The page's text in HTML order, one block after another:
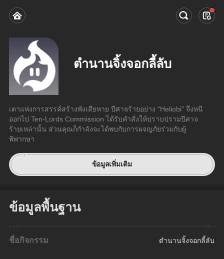
ตํานานจิ้งจอกลี้ลับ
เตาแห่งการสรรค์สร้างพังเสียหาย ปีศาจร้ายอย่าง "Heliobi" จึงหนี
ออกไป Ten-Lords Commission ได้รับคำสั่งให้ปราบปรามปีศาจ
ร้ายเหล่านั้น ส่วนคุณก็กำลังจะได้พบกับการผจญภัยร่วมกับผู้
พิพากษา
ข้อมูลเพิ่มเติม
ข้อมูลพื้นฐาน
ชื่อกิจกรรม ตํานานจิ้งจอกลี้ลับ